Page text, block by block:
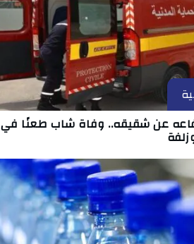
عن شقيقه.. وفاة شاب طعنًا في